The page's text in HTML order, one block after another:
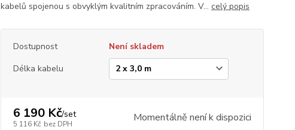
kabelů spojenou s obvyklým kvalitním zpracováním. V... celý popis
Dostupnost
Není skladem
Délka kabelu
6 190 Kč/set
5 116 Kč bez DPH Momentálně není k dispozici